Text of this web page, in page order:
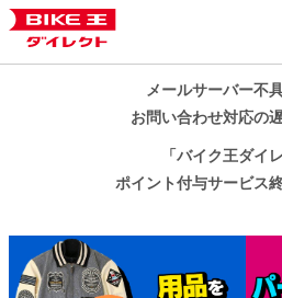
メールサーバー不
お問い合わせ対応の
「バイク王ダイ
ポイント付与サービス